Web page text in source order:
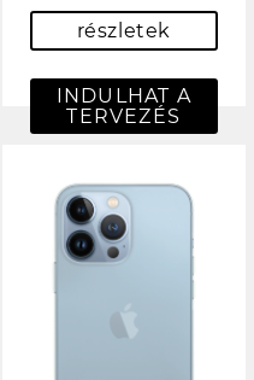
részletek
INDULHAT A
TERVEZÉS